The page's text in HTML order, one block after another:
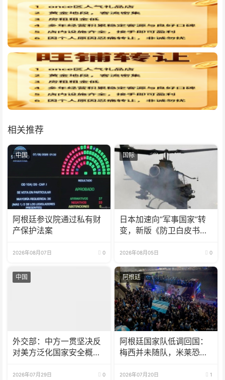
相关推荐
中国
阿根廷参议院通过私有财
产保护法案
2026年08月07日 0
国际
日本加速向“军事国家”转
变，新版《防卫白皮书》
2026年08月05日 0
中国
外交部：中方一贯坚决反
对美方泛化国家安全概念
2026年07月29日 0
阿根廷
阿根廷国家队低调回国：
梅西并未随队，米莱恐将
2026年07月20日 1